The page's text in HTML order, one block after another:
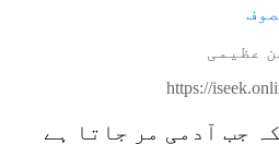
عظیمی
https://
جب آدمی مر جاتا ہے